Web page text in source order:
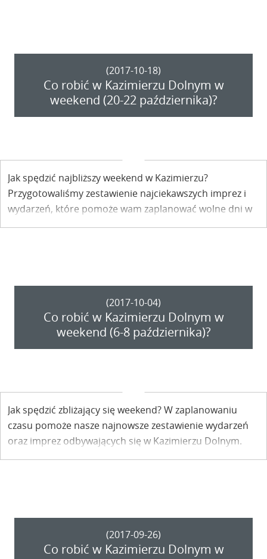
(2017-10-18)
Co robić w Kazimierzu Dolnym w
weekend (20-22 października)?
Jak spędzić najbliższy weekend w Kazimierzu?
Przygotowaliśmy zestawienie najciekawszych imprez i
wydarzeń, które pomoże wam zaplanować wolne dni w
naszym mieście.
(2017-10-04)
Co robić w Kazimierzu Dolnym w
weekend (6-8 października)?
Jak spędzić zbliżający się weekend? W zaplanowaniu
czasu pomoże nasze najnowsze zestawienie wydarzeń
oraz imprez odbywających się w Kazimierzu Dolnym.
(2017-09-26)
Co robić w Kazimierzu Dolnym w